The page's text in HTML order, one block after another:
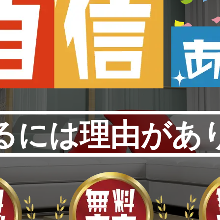
には理由があ